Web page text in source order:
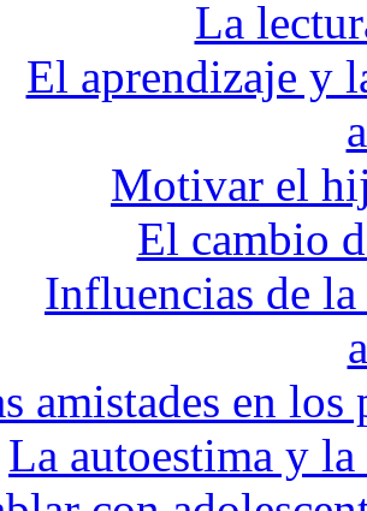
La
El aprendizaje y
Motivar el
El cambio
Influencias de
amistades en los
La autoestima y